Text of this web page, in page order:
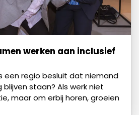
werken aan inclusief
een regio besluit dat niemand
staan? Als werk niet
maar om erbij horen, groeien